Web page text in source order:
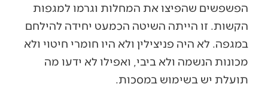
הפשפשים שהפיצו את המחלות וגרמו למגפות
הקשות. זו הייתה השיטה הכמעט יחידה להילחם
במגפה. לא היה פניצילין ולא היו חומרי חיטוי ולא
מכונות הנשמה ולא ביבי, ואפילו לא ידעו מה
תועלת יש בשימוש במסכות.